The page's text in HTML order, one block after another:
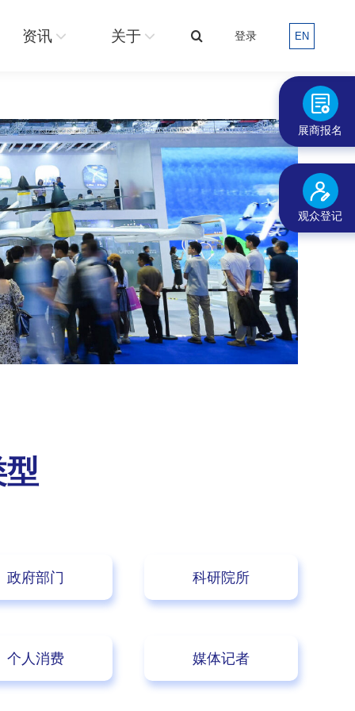
资讯 关于
搜
登录 EN
政府部门 科研院所
个人消费 媒体记者
展商报名
观众登记
关于
搜
EN